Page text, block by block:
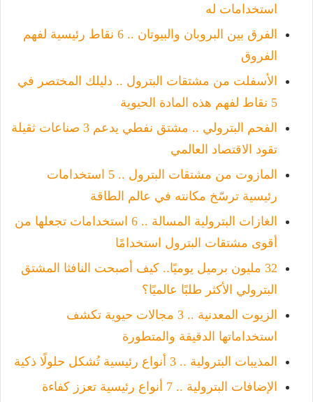
استخدامات له
الفرق بين البروبان والبيوتان .. 6 نقاط رئيسية لفهم
الفروق
الأسفلت من مشتقات البترول .. دليلك المختصر في
5 نقاط لفهم هذه المادة الحيوية
الفحم البترولي .. مشتق نفطي يدعم 3 صناعات ثقيلة
تقود الاقتصاد العالمي
المازوت من مشتقات البترول .. 5 استخدامات
رئيسية ترسّخ مكانته في عالم الطاقة
الغازات البترولية المسالة .. 6 استخدامات تجعلها من
أقوى مشتقات البترول استخدامًا
32 مليون برميل يوميًا.. كيف أصبحت النافثا المشتق
البترولي الأكثر طلبًا عالميًا؟
الزيوت المعدنية .. 3 مجالات حيوية تكشف
استخداماتها الدقيقة والمتطورة
المذيبات البترولية .. 3 أنواع رئيسية تُشكل حلولًا ذكية
الإضافات البترولية .. 7 أنواع رئيسية تعزز كفاءة